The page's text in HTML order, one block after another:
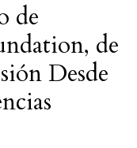
de
de
Desde